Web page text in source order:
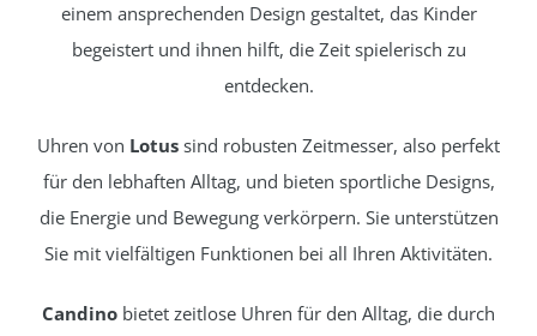
einem ansprechenden Design gestaltet, das Kinder
begeistert und ihnen hilft, die Zeit spielerisch zu
entdecken.
Uhren von Lotus sind robusten Zeitmesser, also perfekt
für den lebhaften Alltag, und bieten sportliche Designs,
die Energie und Bewegung verkörpern. Sie unterstützen
Sie mit vielfältigen Funktionen bei all Ihren Aktivitäten.
Candino bietet zeitlose Uhren für den Alltag, die durch